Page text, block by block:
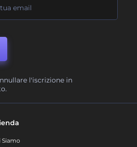
l'iscrizione in
Siamo